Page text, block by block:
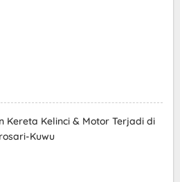
Kereta Kelinci & Motor Terjadi di
Kuwu